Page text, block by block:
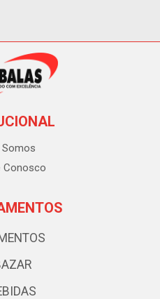
Somos
Conosco